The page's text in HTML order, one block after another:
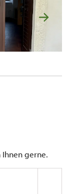
Ihnen gerne.